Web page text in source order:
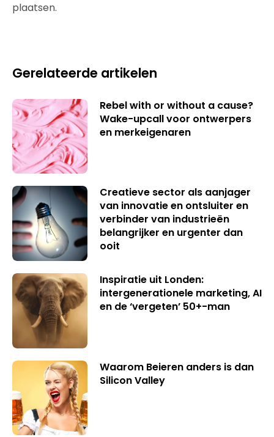
plaatsen.
Gerelateerde artikelen
Rebel with or without a cause?
Wake-upcall voor ontwerpers
en merkeigenaren
Creatieve sector als aanjager
van innovatie en ontsluiter en
verbinder van industrieën
belangrijker en urgenter dan
ooit
Inspiratie uit Londen:
intergenerationele marketing, AI
en de ‘vergeten’ 50+-man
Waarom Beieren anders is dan
Silicon Valley